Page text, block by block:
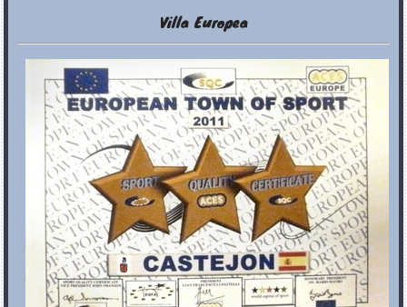
Villa Europea